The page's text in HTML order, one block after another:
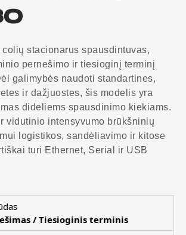
colių stacionarus spausdintuvas,
pernešimo ir tiesioginį terminį
galimybės naudoti standartines,
ir dažjuostes, šis modelis yra
dideliems spausdinimo kiekiams.
vidutinio intensyvumo brūkšninių
logistikos, sandėliavimo ir kitose
turi Ethernet, Serial ir USB
/ Tiesioginis terminis